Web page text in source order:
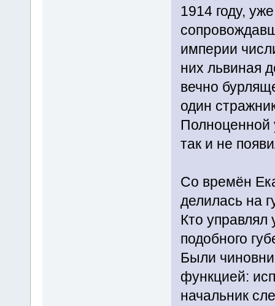
1914 году,
империи
них львиная
вечно
один
Полноценной
так и не
Со времён
делилась на
Кто управлял
подобного
Были
функцией:
начальник